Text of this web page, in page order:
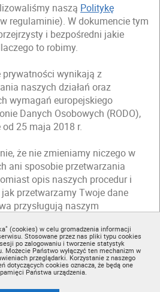
(cookies) w celu gromadzenia informacji
Stosowane przez nas pliki typu cookies
po zalogowaniu i tworzenie statystyk
Możecie Państwo wyłączyć ten mechanizm w
przeglądarki. Korzystanie z naszego
dotyczących cookies oznacza, że będą one
Państwa urządzenia.
naszą Politykę
regulaminie). W dokumencie tym
i bezpośredni jakie
to robimy.
wynikają z
naszych działań oraz
wymagań europejskiego
Danych Osobowych (RODO),
25 maja 2018 r.
że nie zmieniamy niczego w
ani sposobie przetwarzania
opis naszych procedur i
przetwarzamy Twoje dane
przysługują naszym
się ze zmienionąPolityką
regulaminie).